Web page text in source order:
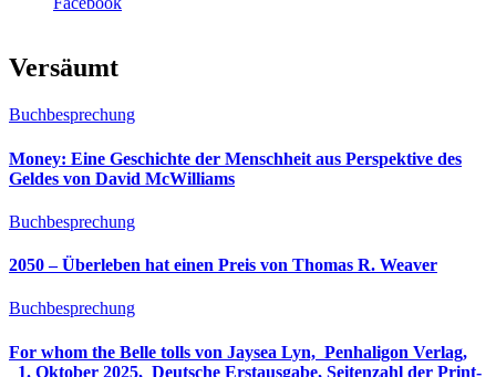
Versäumt
Buchbesprechung
Money: Eine Geschichte der Menschheit aus Perspektive des
Geldes von David McWilliams
Buchbesprechung
2050 – Überleben hat einen Preis von Thomas R. Weaver
Buchbesprechung
For whom the Belle tolls von Jaysea Lyn, ‎ Penhaligon Verlag,
‎ 1. Oktober 2025, ‎ Deutsche Erstausgabe, Seitenzahl der Print-